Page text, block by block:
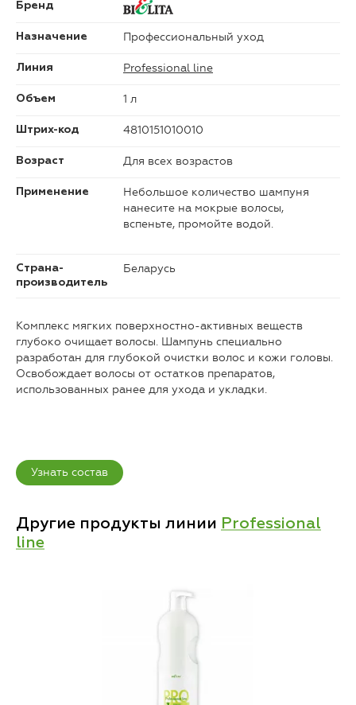
Бренд
Назначение Профессиональный уход
Линия Professional line
Объем 1 л
Штрих-код 4810151010010
Возраст Для всех возрастов
Применение
Небольшое количество шампуня
нанесите на мокрые волосы,
вспеньте, промойте водой.
Страна-
производитель
Беларусь
Комплекс мягких поверхностно-активных веществ
глубоко очищает волосы. Шампунь специально
разработан для глубокой очистки волос и кожи головы.
Освобождает волосы от остатков препаратов,
использованных ранее для ухода и укладки.
Узнать состав
Другие продукты линии Professional
line